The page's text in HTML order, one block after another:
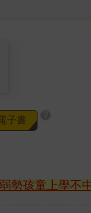
子書
勢孩童上學不